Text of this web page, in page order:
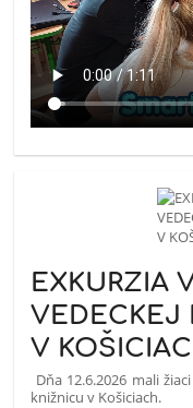
EXKURZIA
VEDECKEJ
V
Dňa 12.6.2026 mali žiaci
knižnicu v Košiciach.